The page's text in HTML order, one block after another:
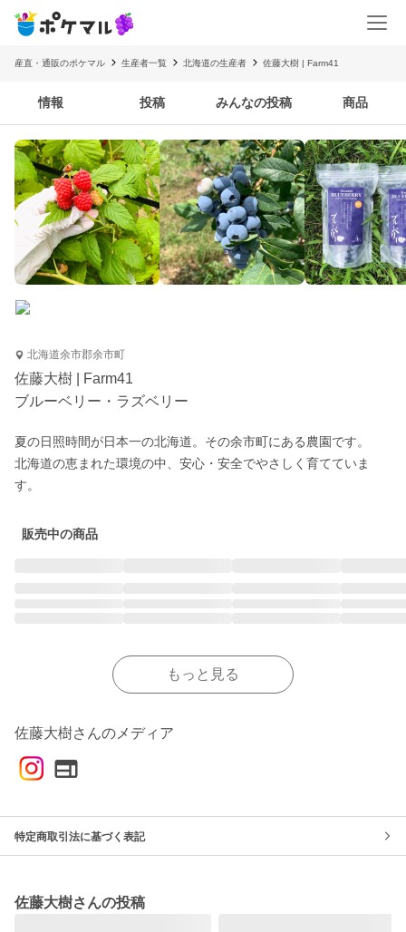
産直・通販のポケマル 生産者一覧 北海道の生産者 佐藤大樹 | Farm41
情報 投稿 みんなの投稿 商品
北海道余市郡余市町
佐藤大樹 | Farm41
ブルーベリー・ラズベリー
夏の日照時間が日本一の北海道。その余市町にある農園です。
北海道の恵まれた環境の中、安心・安全でやさしく育てていま
販売中の商品
もっと見る
佐藤大樹さんのメディア
特定商取引法に基づく表記
佐藤大樹さんの投稿